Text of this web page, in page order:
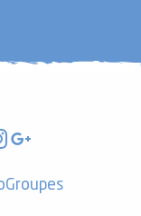
Groupes